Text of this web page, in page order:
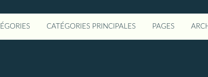
CATÉGORIES PRINCIPALES PAGES